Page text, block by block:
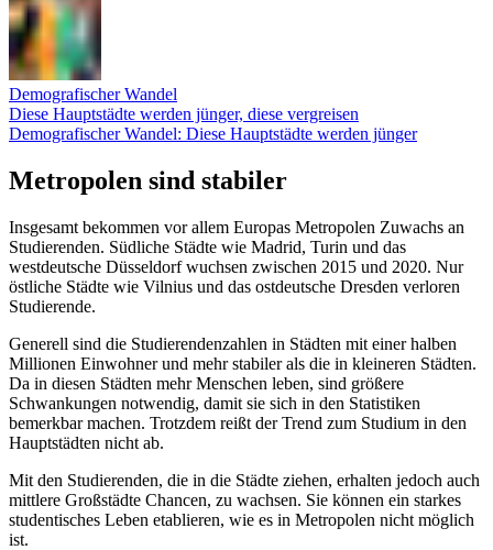
Demografischer Wandel
Diese Hauptstädte werden jünger, diese vergreisen
Demografischer Wandel: Diese Hauptstädte werden jünger
Metropolen sind stabiler
Insgesamt bekommen vor allem Europas Metropolen Zuwachs an
Studierenden. Südliche Städte wie Madrid, Turin und das
westdeutsche Düsseldorf wuchsen zwischen 2015 und 2020. Nur
östliche Städte wie Vilnius und das ostdeutsche Dresden verloren
Studierende.
Generell sind die Studierendenzahlen in Städten mit einer halben
Millionen Einwohner und mehr stabiler als die in kleineren Städten.
Da in diesen Städten mehr Menschen leben, sind größere
Schwankungen notwendig, damit sie sich in den Statistiken
bemerkbar machen. Trotzdem reißt der Trend zum Studium in den
Hauptstädten nicht ab.
Mit den Studierenden, die in die Städte ziehen, erhalten jedoch auch
mittlere Großstädte Chancen, zu wachsen. Sie können ein starkes
studentisches Leben etablieren, wie es in Metropolen nicht möglich
ist.